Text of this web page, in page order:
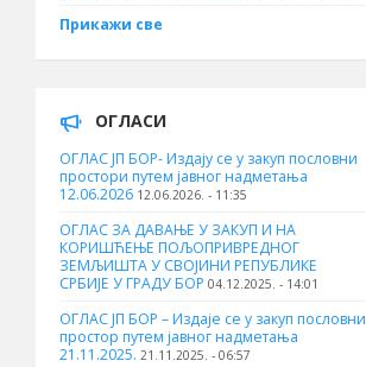
Прикажи све
ОГЛАСИ
ОГЛАС ЈП БОР- Издају се у закуп пословни
простори путем јавног надметања
12.06.2026 12.06.2026. - 11:35
ОГЛАС ЗА ДАВАЊЕ У ЗАКУП И НА
КОРИШЋЕЊЕ ПОЉОПРИВРЕДНОГ
ЗЕМЉИШТА У СВОЈИНИ РЕПУБЛИКЕ
СРБИЈЕ У ГРАДУ БОР 04.12.2025. - 14:01
ОГЛАС ЈП БОР – Издаје се у закуп пословни
простор путем јавног надметања
21.11.2025. 21.11.2025. - 06:57